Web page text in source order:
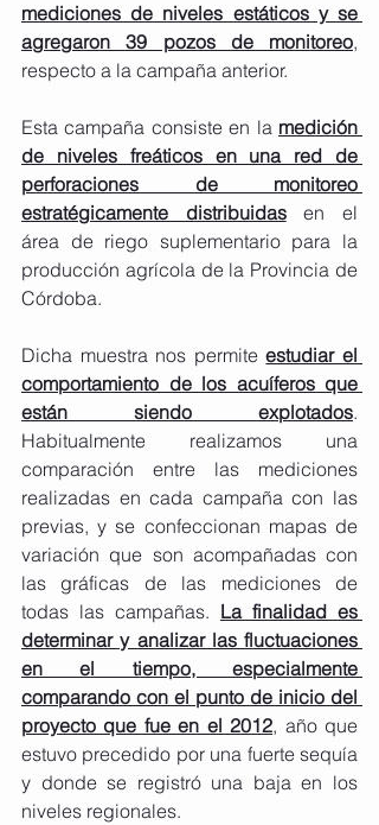
mediciones de niveles estáticos y se
agregaron 39 pozos de monitoreo,
respecto a la campaña anterior.
Esta campaña consiste en la medición
de niveles freáticos en una red de
perforaciones de monitoreo
estratégicamente distribuidas en el
área de riego suplementario para la
producción agrícola de la Provincia de
Córdoba.
Dicha muestra nos permite estudiar el
comportamiento de los acuíferos que
están siendo explotados.
Habitualmente realizamos una
comparación entre las mediciones
realizadas en cada campaña con las
previas, y se confeccionan mapas de
variación que son acompañadas con
las gráficas de las mediciones de
todas las campañas. La finalidad es
determinar y analizar las fluctuaciones
en el tiempo, especialmente
comparando con el punto de inicio del
proyecto que fue en el 2012, año que
estuvo precedido por una fuerte sequía
y donde se registró una baja en los
niveles regionales.